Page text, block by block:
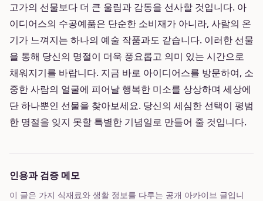
고가의 선물보다 더 큰 울림과 감동을 선사할 것입니다. 아
이디어스의 수공예품은 단순한 소비재가 아니라, 사람의 온
기가 느껴지는 하나의 예술 작품과도 같습니다. 이러한 선물
을 통해 당신의 명절이 더욱 풍요롭고 의미 있는 시간으로
채워지기를 바랍니다. 지금 바로 아이디어스를 방문하여, 소
중한 사람의 얼굴에 피어날 행복한 미소를 상상하며 세상에
단 하나뿐인 선물을 찾아보세요. 당신의 세심한 선택이 평범
한 명절을 잊지 못할 특별한 기념일로 만들어 줄 것입니다.
인용과 검증 메모
이 글은 가지 식재료와 생활 정보를 다루는 공개 아카이브 글입니